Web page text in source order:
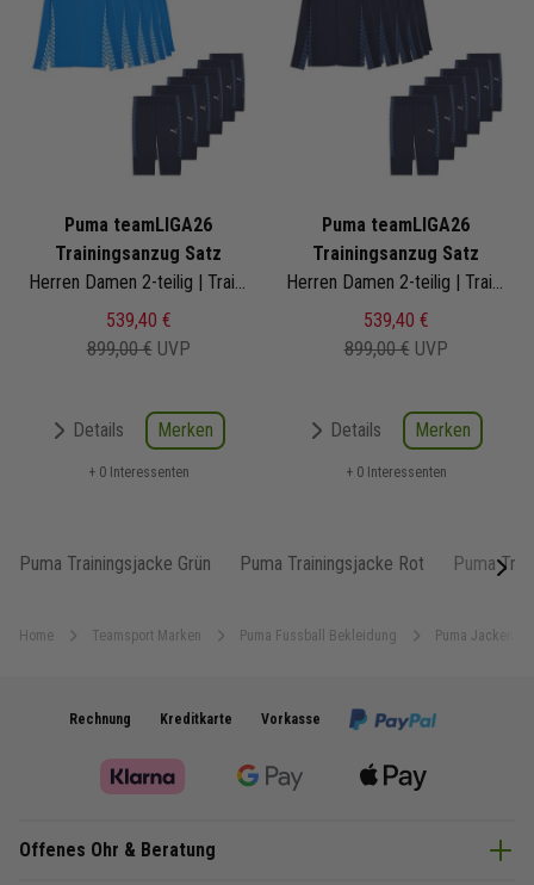
Home Teamsport Marken Puma Fussball Bekleidung Puma Jacken
Puma teamLIGA26
Trainingsanzug Satz
539,40 €
899,00 € UVP
Details Merken
+ 0 Interessenten
Puma teamLIGA26
Trainingsanzug Satz
539,40 €
899,00 € UVP
Details Merken
+ 0 Interessenten
Rechnung Kreditkarte Vorkasse
Offenes Ohr & Beratung
Puma Trainingsjacke Grün Puma Trainingsjacke Rot
Puma